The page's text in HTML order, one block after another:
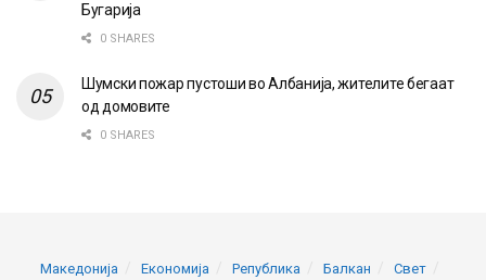
Бугарија
0 SHARES
Шумски пожар пустоши во Албанија, жителите бегаат
од домовите
0 SHARES
Македонија Економија Република Балкан Свет